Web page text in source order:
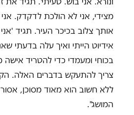
מצידי, אני לא הולכת לדקדק.
אותך צלוב בכיכר העיר. תגיד
אידיוט הייתי ואיך עלה בדעתי
בכוחי ומעמדי כדי להטריד אישה
צריך להתעקש בדברים האלה.
ללא חשוב הוא מאוד מסוכן,
המושג".